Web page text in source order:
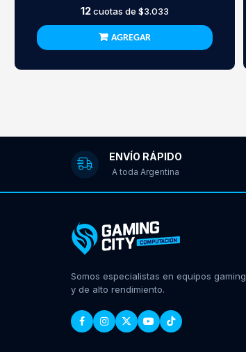
12cuotas de $3.033
AGREGAR
ENVÍO RÁPIDO
A toda Argentina
Somos especialistas en equipos gaming
y de alto rendimiento.